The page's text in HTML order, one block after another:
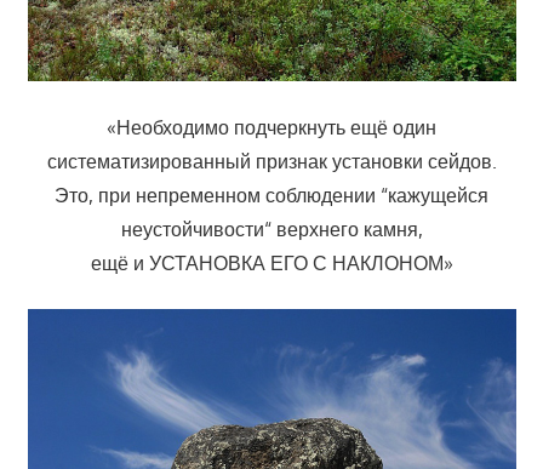
«Необходимо подчеркнуть ещё один
систематизированный признак установки сейдов.
Это, при непременном соблюдении “кажущейся
неустойчивости“ верхнего камня,
ещё и УСТАНОВКА ЕГО С НАКЛОНОМ»